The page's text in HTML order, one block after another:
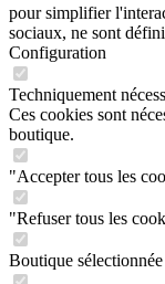
pour simplifier
sociaux, ne sont
Configuration
Techniquement
Ces cookies sont
boutique.
"Accepter tous les
"Refuser tous les
Boutique sélectionnée